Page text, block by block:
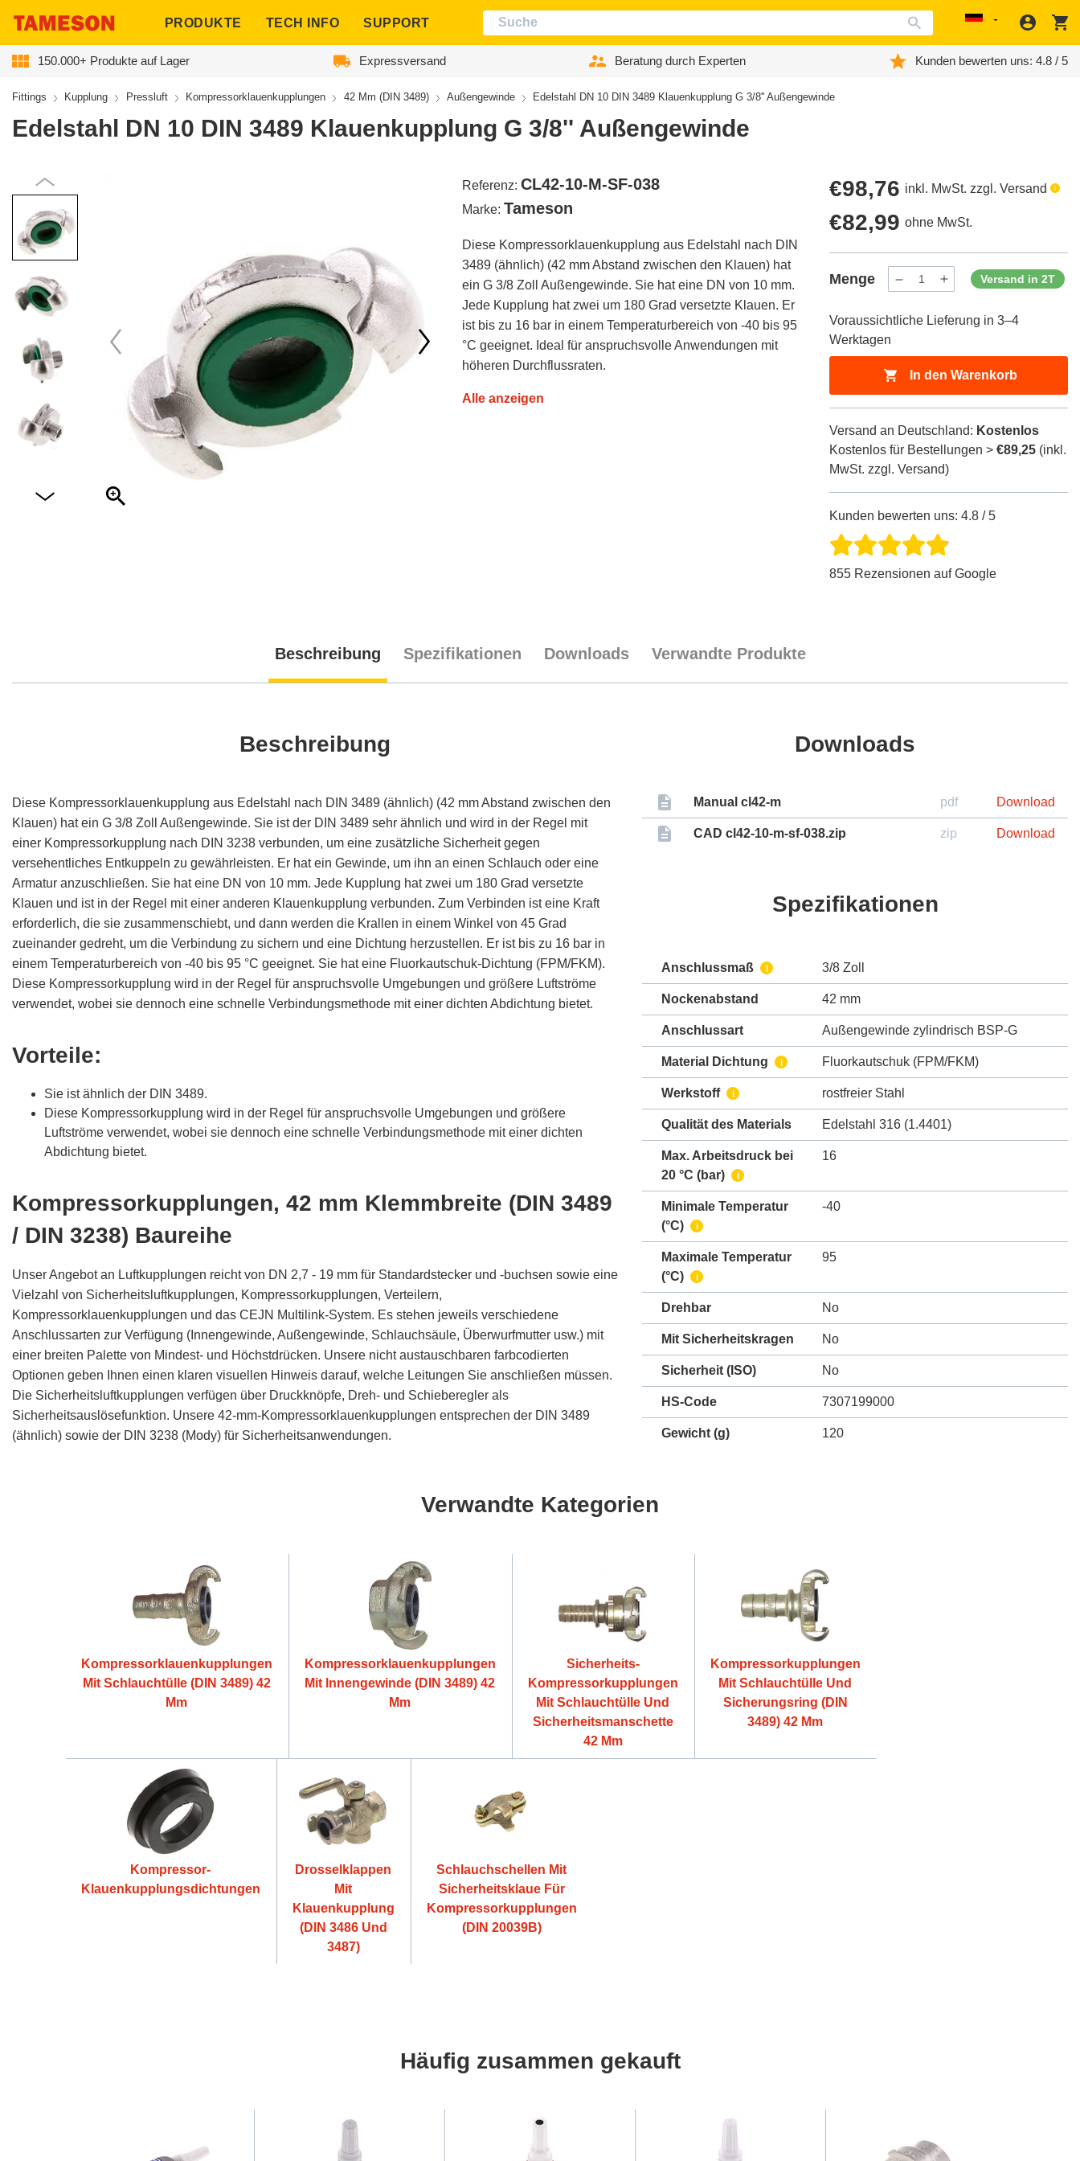
PRODUKTE TECH INFO SUPPORT Localization
150.000+ Produkte auf Lager Expressversand Beratung durch Experten Kunden bewerten uns: 4.8 / 5
Fittings Kupplung Pressluft Kompressorklauenkupplungen 42 Mm (DIN 3489) Außengewinde Edelstahl DN 10 DIN 3489 Klauenkupplung G 3/8'' Außengewinde
Edelstahl DN 10 DIN 3489 Klauenkupplung G 3/8'' Außengewinde
Referenz: CL42-10-M-SF-038
Marke: Tameson
Diese Kompressorklauenkupplung aus Edelstahl nach DIN
3489 (ähnlich) (42 mm Abstand zwischen den Klauen) hat
ein G 3/8 Zoll Außengewinde. Sie hat eine DN von 10 mm.
Jede Kupplung hat zwei um 180 Grad versetzte Klauen. Er
ist bis zu 16 bar in einem Temperaturbereich von -40 bis 95
°C geeignet. Ideal für anspruchsvolle Anwendungen mit
höheren Durchflussraten.
Alle anzeigen
Regulärer
Preis
€98,76 inkl. MwSt. zzgl. Versand
Regulärer
Preis
€82,99 ohne MwSt.
Menge
Menge
ProductDrop
Menge
ProductDrop
Versand in 2T
Voraussichtliche Lieferung in 3–4
Werktagen
In den Warenkorb
Versand an Deutschland: Kostenlos
Kostenlos für Bestellungen >€89,25 (inkl.
MwSt. zzgl. Versand)
Kunden bewerten uns: 4.8 / 5
855 Rezensionen auf Google
Beschreibung Spezifikationen Downloads Verwandte Produkte
Beschreibung
Diese Kompressorklauenkupplung aus Edelstahl nach DIN 3489 (ähnlich) (42 mm Abstand zwischen den
Klauen) hat ein G 3/8 Zoll Außengewinde. Sie ist der DIN 3489 sehr ähnlich und wird in der Regel mit
einer Kompressorkupplung nach DIN 3238 verbunden, um eine zusätzliche Sicherheit gegen
versehentliches Entkuppeln zu gewährleisten. Er hat ein Gewinde, um ihn an einen Schlauch oder eine
Armatur anzuschließen. Sie hat eine DN von 10 mm. Jede Kupplung hat zwei um 180 Grad versetzte
Klauen und ist in der Regel mit einer anderen Klauenkupplung verbunden. Zum Verbinden ist eine Kraft
erforderlich, die sie zusammenschiebt, und dann werden die Krallen in einem Winkel von 45 Grad
zueinander gedreht, um die Verbindung zu sichern und eine Dichtung herzustellen. Er ist bis zu 16 bar in
einem Temperaturbereich von -40 bis 95 °C geeignet. Sie hat eine Fluorkautschuk-Dichtung (FPM/FKM).
Diese Kompressorkupplung wird in der Regel für anspruchsvolle Umgebungen und größere Luftströme
verwendet, wobei sie dennoch eine schnelle Verbindungsmethode mit einer dichten Abdichtung bietet.
Vorteile:
Sie ist ähnlich der DIN 3489.
Diese Kompressorkupplung wird in der Regel für anspruchsvolle Umgebungen und größere
Luftströme verwendet, wobei sie dennoch eine schnelle Verbindungsmethode mit einer dichten
Abdichtung bietet.
Kompressorkupplungen, 42 mm Klemmbreite (DIN 3489
/ DIN 3238) Baureihe
Unser Angebot an Luftkupplungen reicht von DN 2,7 - 19 mm für Standardstecker und -buchsen sowie eine
Vielzahl von Sicherheitsluftkupplungen, Kompressorkupplungen, Verteilern,
Kompressorklauenkupplungen und das CEJN Multilink-System. Es stehen jeweils verschiedene
Anschlussarten zur Verfügung (Innengewinde, Außengewinde, Schlauchsäule, Überwurfmutter usw.) mit
einer breiten Palette von Mindest- und Höchstdrücken. Unsere nicht austauschbaren farbcodierten
Optionen geben Ihnen einen klaren visuellen Hinweis darauf, welche Leitungen Sie anschließen müssen.
Die Sicherheitsluftkupplungen verfügen über Druckknöpfe, Dreh- und Schieberegler als
Sicherheitsauslösefunktion. Unsere 42-mm-Kompressorklauenkupplungen entsprechen der DIN 3489
(ähnlich) sowie der DIN 3238 (Mody) für Sicherheitsanwendungen.
Downloads
Manual cl42-m pdf Download
CAD cl42-10-m-sf-038.zip zip Download
Spezifikationen
Anschlussmaß i 3/8 Zoll
Nockenabstand 42 mm
Anschlussart Außengewinde zylindrisch BSP-G
Material Dichtung i Fluorkautschuk (FPM/FKM)
Werkstoff i rostfreier Stahl
Qualität des Materials Edelstahl 316 (1.4401)
Max. Arbeitsdruck bei
20 °C (bar) i
16
Minimale Temperatur
(°C)
i
-40
Maximale Temperatur
(°C)
i
95
Drehbar No
Mit Sicherheitskragen No
Sicherheit (ISO) No
HS-Code 7307199000
Gewicht (g) 120
Verwandte Kategorien
Kompressorklauenkupplungen
Mit Schlauchtülle (DIN 3489) 42
Mm
Kompressorklauenkupplungen
Mit Innengewinde (DIN 3489) 42
Mm
Sicherheits-
Kompressorkupplungen
Mit Schlauchtülle Und
Sicherheitsmanschette
42 Mm
Kompressorkupplungen
Mit Schlauchtülle Und
Sicherungsring (DIN
3489) 42 Mm
Kompressor-
Klauenkupplungsdichtungen
Drosselklappen
Mit
Klauenkupplung
(DIN 3486 Und
3487)
Schlauchschellen Mit
Sicherheitsklaue Für
Kompressorkupplungen
(DIN 20039B)
Häufig zusammen gekauft